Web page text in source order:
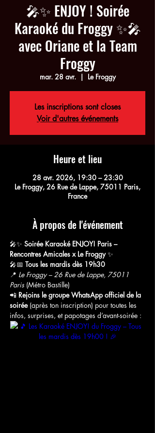
🎤✨ ENJOY ! Soirée
Karaoké du Froggy ✨🎤
avec Oriane et la Team
Froggy
mar. 28 avr.
  |
Le Froggy
Les inscriptions sont closes
Voir d'autres événements
Heure et lieu
28 avr. 2026, 19:30 – 23:30
Le Froggy, 26 Rue de Lappe, 75011 Paris,
France
À propos de l'événement
🎤✨ Soirée Karaoké ENJOY! Paris –
Rencontres Amicales x Le Froggy ✨
🎤📅 Tous les mardis dès 19h30
📍 Le Froggy – 26 Rue de Lappe, 75011
Paris (Métro Bastille)
📲 Rejoins le groupe WhatsApp officiel de la
soirée (après ton inscription) pour toutes les
infos, surprises, et papotages d’avant-soirée :